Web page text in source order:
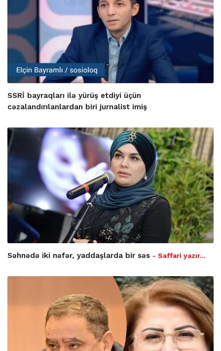
SSRİ bayraqları ilə yürüş etdiyi üçün
cəzalandırılanlardan biri jurnalist imiş
Səhnədə iki nəfər, yaddaşlarda bir səs - Saffari yazır…